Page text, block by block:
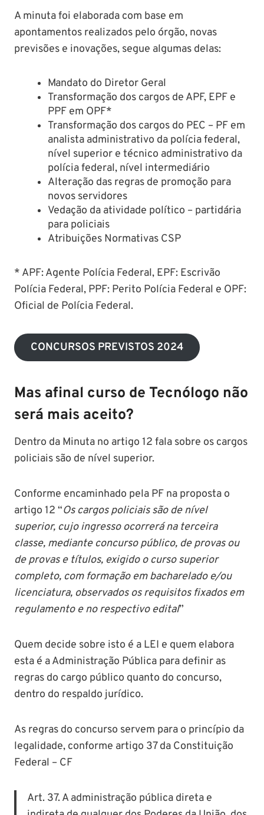
A minuta foi elaborada com base em
apontamentos realizados pelo órgão, novas
previsões e inovações, segue algumas delas:
Mandato do Diretor Geral
Transformação dos cargos de APF, EPF e
PPF em OPF*
Transformação dos cargos do PEC – PF em
analista administrativo da polícia federal,
nível superior e técnico administrativo da
polícia federal, nível intermediário
Alteração das regras de promoção para
novos servidores
Vedação da atividade político – partidária
para policiais
Atribuições Normativas CSP
* APF: Agente Polícia Federal, EPF: Escrivão
Polícia Federal, PPF: Perito Polícia Federal e OPF:
Oficial de Polícia Federal.
CONCURSOS PREVISTOS 2024
Mas afinal curso de Tecnólogo não
será mais aceito?
Dentro da Minuta no artigo 12 fala sobre os cargos
policiais são de nível superior.
Conforme encaminhado pela PF na proposta o
artigo 12 “Os cargos policiais são de nível
superior, cujo ingresso ocorrerá na terceira
classe, mediante concurso público, de provas ou
de provas e títulos, exigido o curso superior
completo, com formação em bacharelado e/ou
licenciatura, observados os requisitos fixados em
regulamento e no respectivo edital”
Quem decide sobre isto é a LEI e quem elabora
esta é a Administração Pública para definir as
regras do cargo público quanto do concurso,
dentro do respaldo jurídico.
As regras do concurso servem para o princípio da
legalidade, conforme artigo 37 da Constituição
Federal – CF
Art. 37. A administração pública direta e